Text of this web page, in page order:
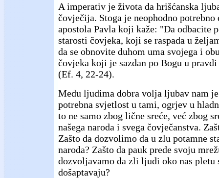
A imperativ je života da hrišćanska
čovječija. Stoga je neophodno potrebno
apostola Pavla koji kaže: "Da odbacite
starosti čovjeka, koji se raspada u
da se obnovite duhom uma svojega i
čovjeka koji je sazdan po Bogu u
(Ef. 4, 22-24).
Među ljudima dobra volja ljubav nam
potrebna svjetlost u tami, ogrjev u
to ne samo zbog lične sreće, već zbog
našega naroda i svega čovječanstva.
Zašto da dozvolimo da u zlu potamne
naroda? Zašto da pauk prede svoju
dozvoljavamo da zli ljudi oko nas pletu
došaptavaju?